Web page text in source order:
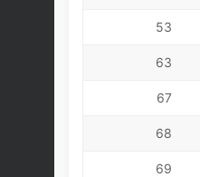
53
63
67
68
69